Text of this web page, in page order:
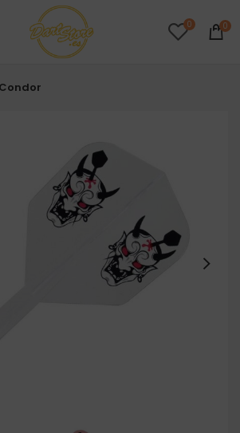
0 0
Condor